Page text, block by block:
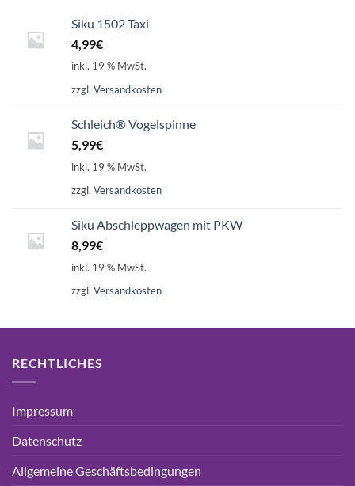
Siku 1502 Taxi
4,99€
inkl. 19 % MwSt.
zzgl. Versandkosten
Schleich® Vogelspinne
5,99€
inkl. 19 % MwSt.
zzgl. Versandkosten
Siku Abschleppwagen mit PKW
8,99€
inkl. 19 % MwSt.
zzgl. Versandkosten
RECHTLICHES
Impressum
Datenschutz
Allgemeine Geschäftsbedingungen